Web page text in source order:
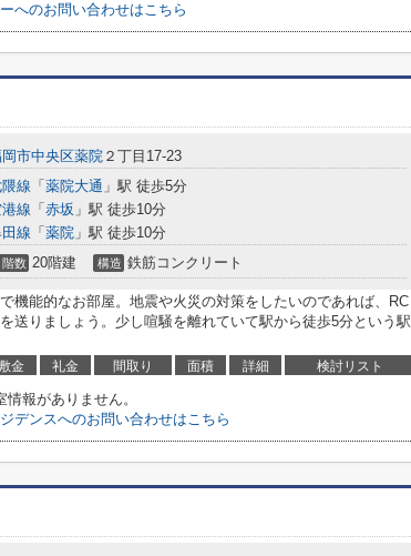
へのお問い合わせはこちら
市中央区薬院 ２丁目17-23
線 「 薬院大通 」駅 徒歩5分
線 「 赤坂 」駅 徒歩10分
線 「 薬院 」駅 徒歩10分
階数 20階建 構造 鉄筋コンクリート
機能的なお部屋。地震や火災の対策をしたいのであれば、RC
送りましょう。少し喧騒を離れていて駅から徒歩5分という駅
金 礼金 間取り 面積 詳細 検討リスト
情報がありません。
デンスへのお問い合わせはこちら